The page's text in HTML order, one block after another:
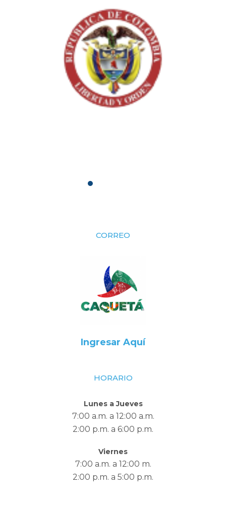
CORREO
Ingresar Aquí
HORARIO
Lunes a Jueves
7:00 a.m. a 12:00 a.m.
2:00 p.m. a 6:00 p.m.
Viernes
7:00 a.m. a 12:00 m.
2:00 p.m. a 5:00 p.m.